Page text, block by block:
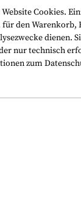
for
Cookies.
den Warenkorb,
dienen.
nur technisch
zum